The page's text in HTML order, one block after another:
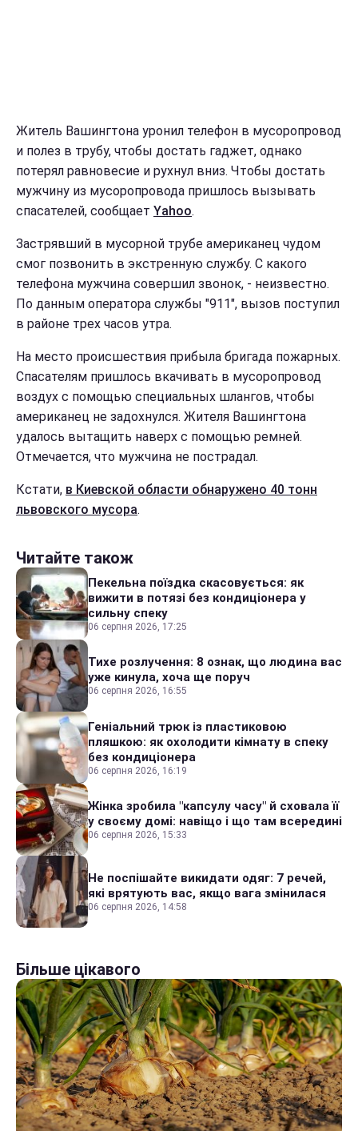
Житель Вашингтона уронил телефон в мусоропровод
и полез в трубу, чтобы достать гаджет, однако
потерял равновесие и рухнул вниз. Чтобы достать
мужчину из мусоропровода пришлось вызывать
спасателей, сообщает Yahoo.
Застрявший в мусорной трубе американец чудом
смог позвонить в экстренную службу. С какого
телефона мужчина совершил звонок, - неизвестно.
По данным оператора службы "911", вызов поступил
в районе трех часов утра.
На место происшествия прибыла бригада пожарных.
Спасателям пришлось вкачивать в мусоропровод
воздух с помощью специальных шлангов, чтобы
американец не задохнулся. Жителя Вашингтона
удалось вытащить наверх с помощью ремней.
Отмечается, что мужчина не пострадал.
Кстати, в Киевской области обнаружено 40 тонн
львовского мусора.
Читайте також
Пекельна поїздка скасовується: як
вижити в потязі без кондиціонера у
сильну спеку
06 серпня 2026, 17:25
Тихе розлучення: 8 ознак, що людина вас
уже кинула, хоча ще поруч
06 серпня 2026, 16:55
Геніальний трюк із пластиковою
пляшкою: як охолодити кімнату в спеку
без кондиціонера
06 серпня 2026, 16:19
Жінка зробила "капсулу часу" й сховала її
у своєму домі: навіщо і що там всередині
06 серпня 2026, 15:33
Не поспішайте викидати одяг: 7 речей,
які врятують вас, якщо вага змінилася
06 серпня 2026, 14:58
Більше цікавого